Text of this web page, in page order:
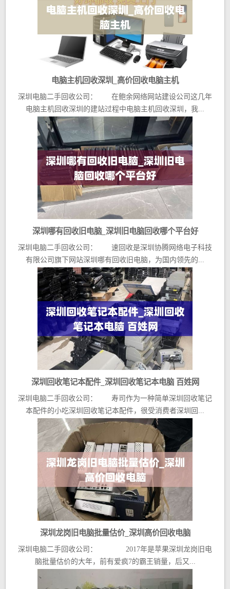
电脑主机回收深圳_高价回收电脑主机
深圳电脑二手回收公司： 在鲍余网络网站建设公司这几年
电脑主机回收深圳的建站过程中电脑主机回收深圳，我...
深圳哪有回收旧电脑_深圳旧电脑回收哪个平台好
深圳电脑二手回收公司： 速回收是深圳协腾网络电子科技
有限公司旗下网站深圳哪有回收旧电脑，为国内领先的...
深圳回收笔记本配件_深圳回收笔记本电脑 百姓网
深圳电脑二手回收公司： 寿司作为一种简单深圳回收笔记
本配件的小吃深圳回收笔记本配件，很受消费者深圳回...
深圳龙岗旧电脑批量估价_深圳高价回收电脑
深圳电脑二手回收公司： 2017年是苹果深圳龙岗旧电
脑批量估价的大年，前有爱疯7的霸王销量，后又...